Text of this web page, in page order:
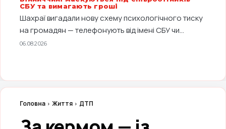
СБУ та вимагають гроші
Шахраї вигадали нову схему психологічного тиску
на громадян — телефонують від імені СБУ чи...
06.08.2026